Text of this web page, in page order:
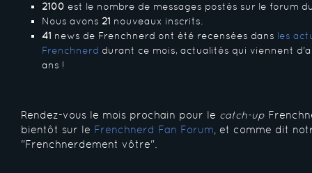
2100 est le nombre de messages postés sur le forum
Nous avons 21 nouveaux inscrits.
41 news de Frenchnerd ont été recensées dans les
Frenchnerd durant ce mois, actualités qui viennent
ans !
Rendez-vous le mois prochain pour le catch-up
bientôt sur le Frenchnerd Fan Forum , et comme dit
"Frenchnerdement vôtre".